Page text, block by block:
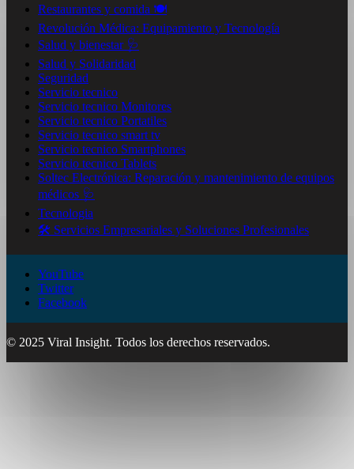
Restaurantes y comida 🍽️
Revolución Médica: Equipamiento y Tecnología
Salud y bienestar 🩺
Salud y Solidaridad
Seguridad
Servicio tecnico
Servicio tecnico Monitores
Servicio tecnico Portatiles
Servicio tecnico smart tv
Servicio tecnico Smartphones
Servicio tecnico Tablets
Soltec Electrónica: Reparación y mantenimiento de equipos
médicos 🩺
Tecnologia
🛠️ Servicios Empresariales y Soluciones Profesionales
YouTube
Twitter
Facebook
© 2025 Viral Insight. Todos los derechos reservados.